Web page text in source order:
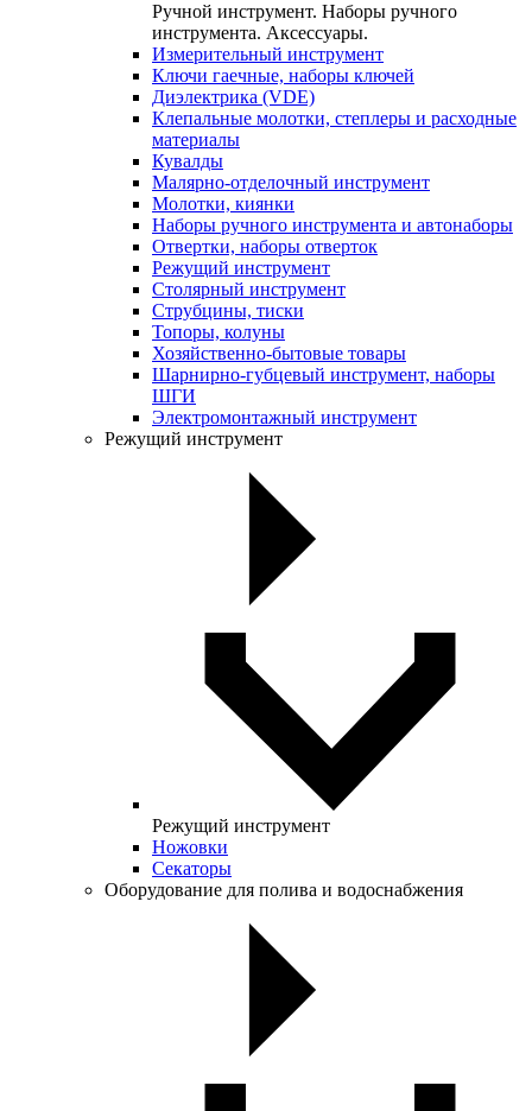
Ручной инструмент. Наборы ручного
инструмента. Аксессуары.
Измерительный инструмент
Ключи гаечные, наборы ключей
Диэлектрика (VDE)
Клепальные молотки, степлеры и расходные
материалы
Кувалды
Малярно-отделочный инструмент
Молотки, киянки
Наборы ручного инструмента и автонаборы
Отвертки, наборы отверток
Режущий инструмент
Столярный инструмент
Струбцины, тиски
Топоры, колуны
Хозяйственно-бытовые товары
Шарнирно-губцевый инструмент, наборы
ШГИ
Электромонтажный инструмент
Режущий инструмент
Режущий инструмент
Ножовки
Секаторы
Оборудование для полива и водоснабжения